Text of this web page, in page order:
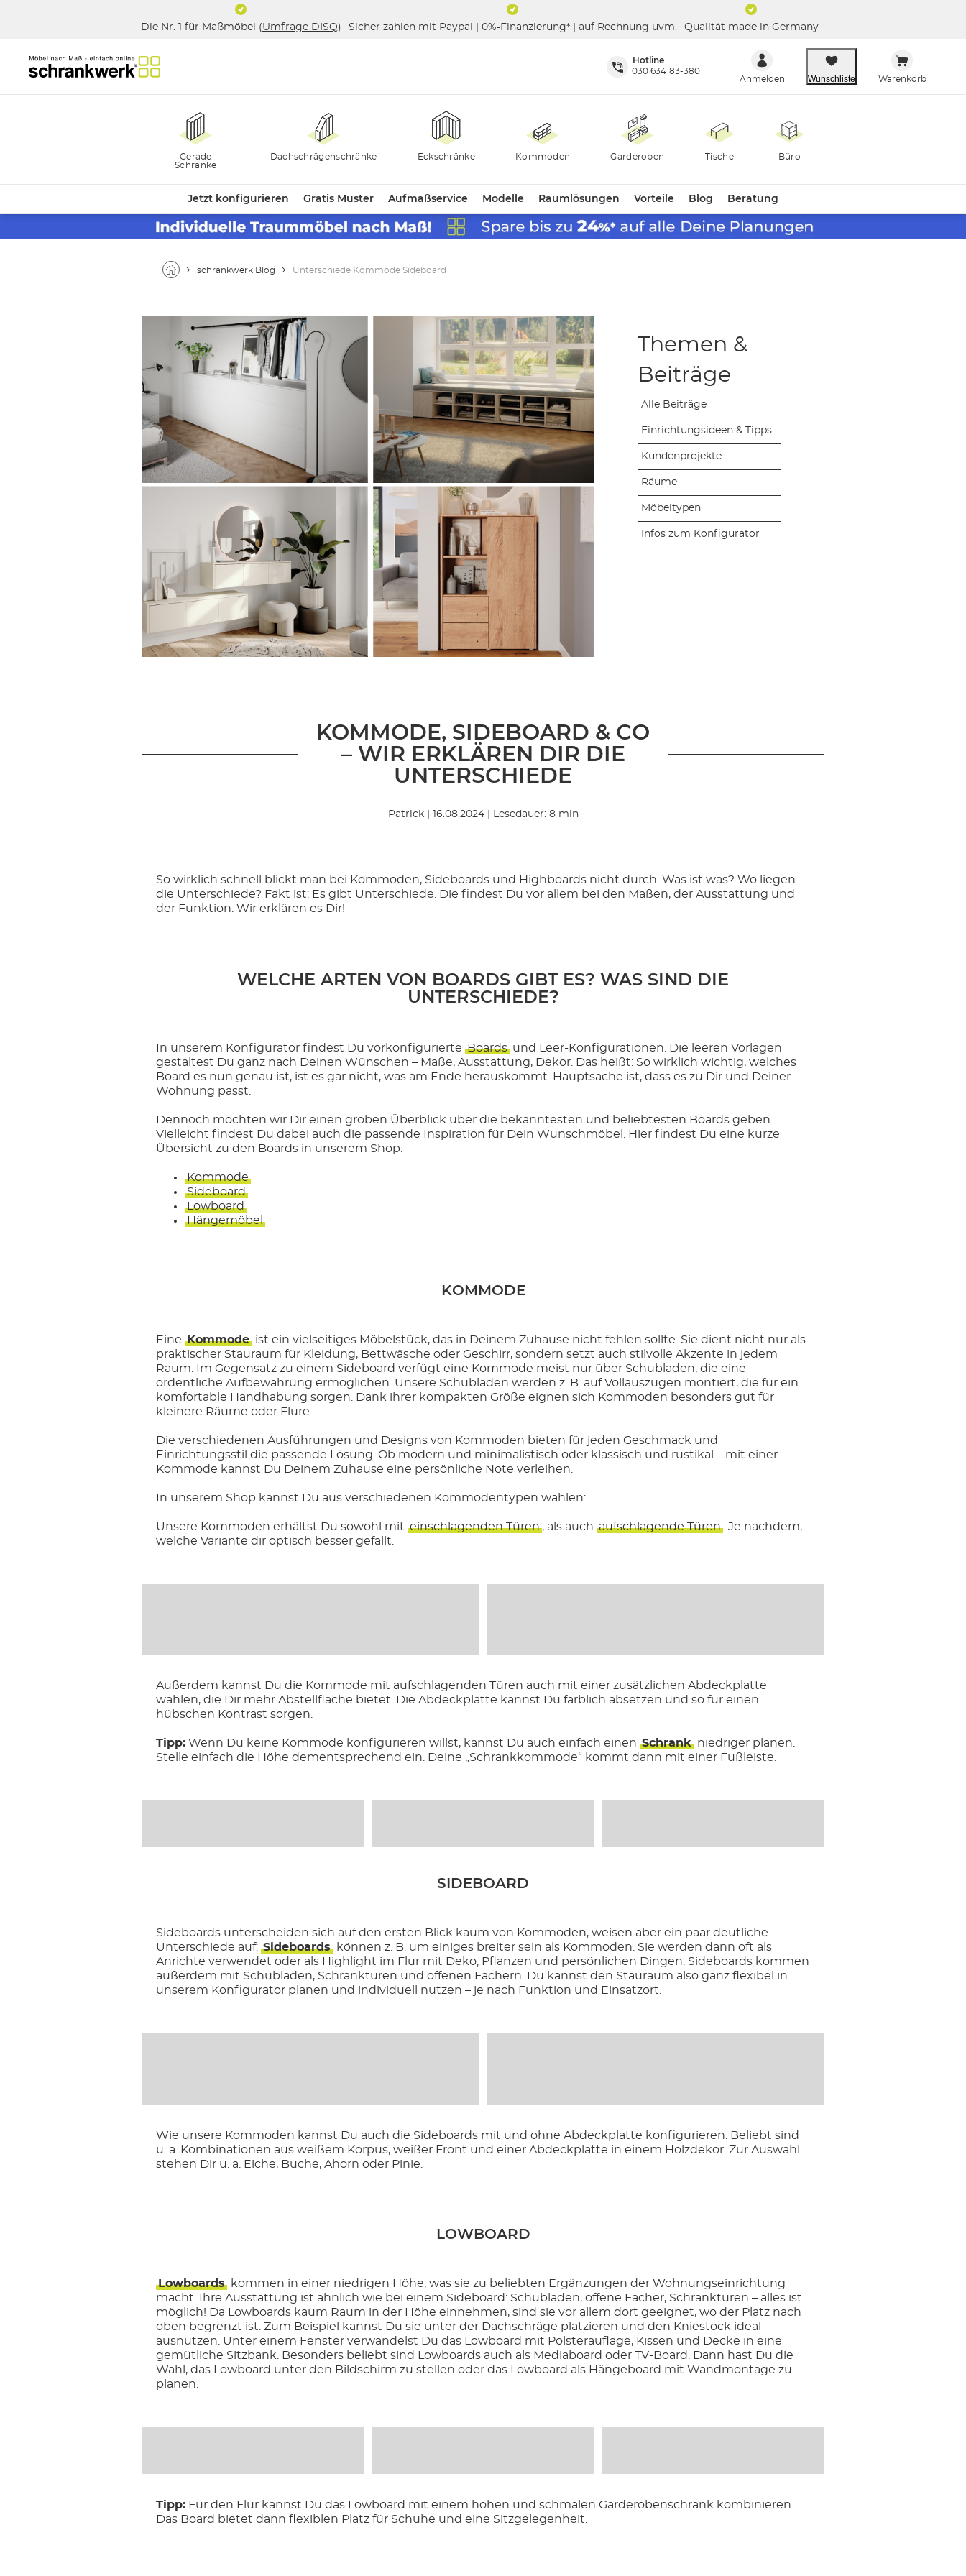
Die Nr. 1 für Maßmöbel (Umfrage DISQ) Sicher zahlen mit Paypal | 0%-Finanzierung* | auf Rechnung uvm. Qualität made in Germany
Hotline
030 634183-380
Anmelden
Wunschliste Warenkorb
Gerade
Schränke
Dachschrägenschränke Eckschränke Kommoden Garderoben Tische Büro
Jetzt konfigurieren Gratis Muster Aufmaßservice Modelle Raumlösungen Vorteile Blog Beratung
schrankwerk Blog Unterschiede Kommode Sideboard
Themen &
Beiträge
Alle Beiträge
Einrichtungsideen & Tipps
Kundenprojekte
Räume
Möbeltypen
Infos zum Konfigurator
KOMMODE, SIDEBOARD & CO
– WIR ERKLÄREN DIR DIE
UNTERSCHIEDE
Patrick | 16.08.2024 | Lesedauer: 8 min
So wirklich schnell blickt man bei Kommoden, Sideboards und Highboards nicht durch. Was ist was? Wo liegen
die Unterschiede? Fakt ist: Es gibt Unterschiede. Die findest Du vor allem bei den Maßen, der Ausstattung und
der Funktion. Wir erklären es Dir!
WELCHE ARTEN VON BOARDS GIBT ES? WAS SIND DIE
UNTERSCHIEDE?
In unserem Konfigurator findest Du vorkonfigurierte Boards und Leer-Konfigurationen. Die leeren Vorlagen
gestaltest Du ganz nach Deinen Wünschen – Maße, Ausstattung, Dekor. Das heißt: So wirklich wichtig, welches
Board es nun genau ist, ist es gar nicht, was am Ende herauskommt. Hauptsache ist, dass es zu Dir und Deiner
Wohnung passt.
Dennoch möchten wir Dir einen groben Überblick über die bekanntesten und beliebtesten Boards geben.
Vielleicht findest Du dabei auch die passende Inspiration für Dein Wunschmöbel. Hier findest Du eine kurze
Übersicht zu den Boards in unserem Shop:
Kommode
Sideboard
Lowboard
Hängemöbel
KOMMODE
Eine Kommode ist ein vielseitiges Möbelstück, das in Deinem Zuhause nicht fehlen sollte. Sie dient nicht nur als
praktischer Stauraum für Kleidung, Bettwäsche oder Geschirr, sondern setzt auch stilvolle Akzente in jedem
Raum. Im Gegensatz zu einem Sideboard verfügt eine Kommode meist nur über Schubladen, die eine
ordentliche Aufbewahrung ermöglichen. Unsere Schubladen werden z. B. auf Vollauszügen montiert, die für ein
komfortable Handhabung sorgen. Dank ihrer kompakten Größe eignen sich Kommoden besonders gut für
kleinere Räume oder Flure.
Die verschiedenen Ausführungen und Designs von Kommoden bieten für jeden Geschmack und
Einrichtungsstil die passende Lösung. Ob modern und minimalistisch oder klassisch und rustikal – mit einer
Kommode kannst Du Deinem Zuhause eine persönliche Note verleihen.
In unserem Shop kannst Du aus verschiedenen Kommodentypen wählen:
Unsere Kommoden erhältst Du sowohl mit einschlagenden Türen , als auch aufschlagende Türen
. Je nachdem,
welche Variante dir optisch besser gefällt.
Außerdem kannst Du die Kommode mit aufschlagenden Türen auch mit einer zusätzlichen Abdeckplatte
wählen, die Dir mehr Abstellfläche bietet. Die Abdeckplatte kannst Du farblich absetzen und so für einen
hübschen Kontrast sorgen.
Tipp: Wenn Du keine Kommode konfigurieren willst, kannst Du auch einfach einen Schrank niedriger planen.
Stelle einfach die Höhe dementsprechend ein. Deine „Schrankkommode“ kommt dann mit einer Fußleiste.
SIDEBOARD
Sideboards unterscheiden sich auf den ersten Blick kaum von Kommoden, weisen aber ein paar deutliche
Unterschiede auf: Sideboards
können z. B. um einiges breiter sein als Kommoden. Sie werden dann oft als
Anrichte verwendet oder als Highlight im Flur mit Deko, Pflanzen und persönlichen Dingen. Sideboards kommen
außerdem mit Schubladen, Schranktüren und offenen Fächern. Du kannst den Stauraum also ganz flexibel in
unserem Konfigurator planen und individuell nutzen – je nach Funktion und Einsatzort.
Wie unsere Kommoden kannst Du auch die Sideboards mit und ohne Abdeckplatte konfigurieren. Beliebt sind
u. a. Kombinationen aus weißem Korpus, weißer Front und einer Abdeckplatte in einem Holzdekor. Zur Auswahl
stehen Dir u. a. Eiche, Buche, Ahorn oder Pinie.
LOWBOARD
Lowboards
kommen in einer niedrigen Höhe, was sie zu beliebten Ergänzungen der Wohnungseinrichtung
macht. Ihre Ausstattung ist ähnlich wie bei einem Sideboard: Schubladen, offene Fächer, Schranktüren – alles ist
möglich! Da Lowboards kaum Raum in der Höhe einnehmen, sind sie vor allem dort geeignet, wo der Platz nach
oben begrenzt ist. Zum Beispiel kannst Du sie unter der Dachschräge platzieren und den Kniestock ideal
ausnutzen. Unter einem Fenster verwandelst Du das Lowboard mit Polsterauflage, Kissen und Decke in eine
gemütliche Sitzbank. Besonders beliebt sind Lowboards auch als Mediaboard oder TV-Board. Dann hast Du die
Wahl, das Lowboard unter den Bildschirm zu stellen oder das Lowboard als Hängeboard mit Wandmontage zu
planen.
Tipp: Für den Flur kannst Du das Lowboard mit einem hohen und schmalen Garderobenschrank kombinieren.
Das Board bietet dann flexiblen Platz für Schuhe und eine Sitzgelegenheit.